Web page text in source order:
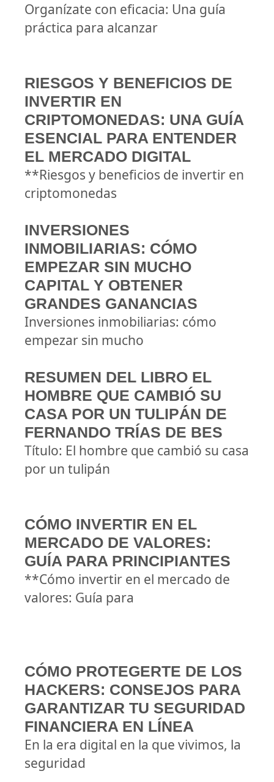
Organízate con eficacia: Una guía
práctica para alcanzar
RIESGOS Y BENEFICIOS DE
INVERTIR EN
CRIPTOMONEDAS: UNA GUÍA
ESENCIAL PARA ENTENDER
EL MERCADO DIGITAL
**Riesgos y beneficios de invertir en
criptomonedas
INVERSIONES
INMOBILIARIAS: CÓMO
EMPEZAR SIN MUCHO
CAPITAL Y OBTENER
GRANDES GANANCIAS
Inversiones inmobiliarias: cómo
empezar sin mucho
RESUMEN DEL LIBRO EL
HOMBRE QUE CAMBIÓ SU
CASA POR UN TULIPÁN DE
FERNANDO TRÍAS DE BES
Título: El hombre que cambió su casa
por un tulipán
CÓMO INVERTIR EN EL
MERCADO DE VALORES:
GUÍA PARA PRINCIPIANTES
**Cómo invertir en el mercado de
valores: Guía para
CÓMO PROTEGERTE DE LOS
HACKERS: CONSEJOS PARA
GARANTIZAR TU SEGURIDAD
FINANCIERA EN LÍNEA
En la era digital en la que vivimos, la
seguridad